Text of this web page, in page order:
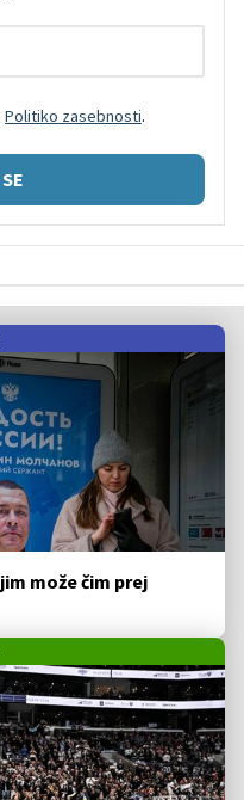
Politiko zasebnosti.
može čim prej